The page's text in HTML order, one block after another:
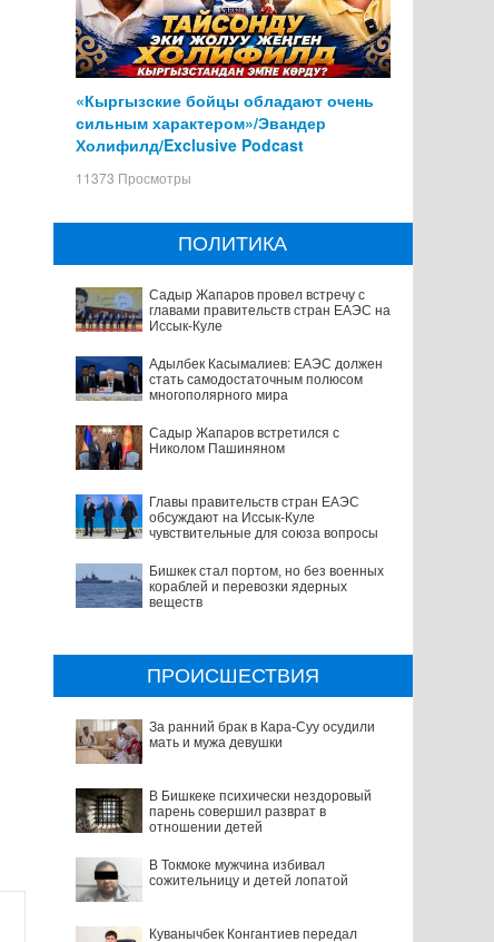
«Кыргызские бойцы обладают очень
сильным характером»/Эвандер
Холифилд/Exclusive Podcast
11373 Просмотры
ПОЛИТИКА
Садыр Жапаров провел встречу с
главами правительств стран ЕАЭС на
Иссык-Куле
Адылбек Касымалиев: ЕАЭС должен
стать самодостаточным полюсом
многополярного мира
Садыр Жапаров встретился с
Николом Пашиняном
Главы правительств стран ЕАЭС
обсуждают на Иссык-Куле
чувствительные для союза вопросы
Бишкек стал портом, но без военных
кораблей и перевозки ядерных
веществ
ПРОИСШЕСТВИЯ
За ранний брак в Кара-Суу осудили
мать и мужа девушки
В Бишкеке психически нездоровый
парень совершил разврат в
отношении детей
В Токмоке мужчина избивал
сожительницу и детей лопатой
Куванычбек Конгантиев передал